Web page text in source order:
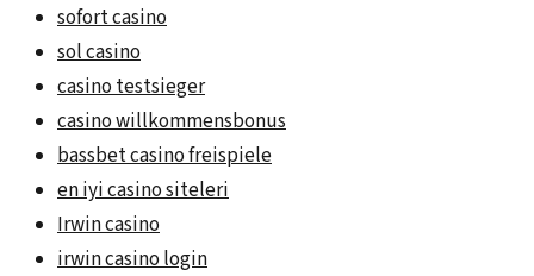
sofort casino
sol casino
casino testsieger
casino willkommensbonus
bassbet casino freispiele
en iyi casino siteleri
Irwin casino
irwin casino login